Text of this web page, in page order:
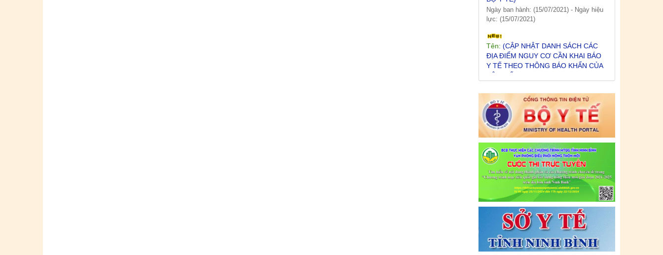
lực: (15/07/2021)
ĐỊA ĐIỂM NGUY CƠ CẦN KHAI BÁO
Y TẾ THEO THÔNG BÁO KHẨN CỦA
BỘ Y TẾ)
Ngày ban hành: (12/07/2021)
lực: (12/07/2021)
Tên:(CẬP NHẬT DANH SÁCH CÁC
ĐỊA ĐIỂM NGUY CƠ CẦN KHAI BÁO
Y TẾ THEO THÔNG BÁO KHẨN CỦA
BỘ Y TẾ)
Ngày ban hành: (09/07/2021) -Ngày hiệu
lực: (09/07/2021)
(CẬP NHẬT DANH SÁCH CÁC
ĐỊA ĐIỂM NGUY CƠ CẦN KHAI BÁO
Y TẾ THEO THÔNG BÁO KHẨN CỦA
BỘ Y TẾ)
Ngày ban hành: (06/07/2021)
Ngày hiệu
lực: (06/07/2021)